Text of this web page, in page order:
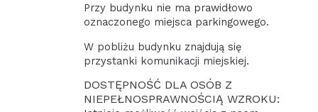
Przy budynku nie ma prawidłowo
oznaczonego miejsca parkingowego.
W pobliżu budynku znajdują się
przystanki komunikacji miejskiej.
DOSTĘPNOŚĆ DLA OSÓB Z
NIEPEŁNOSPRAWNOŚCIĄ WZROKU: